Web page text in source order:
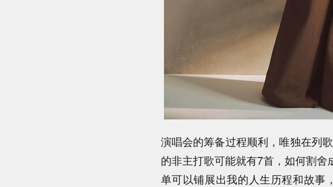
演唱会的筹备过程顺利，唯独在列
的非主打歌可能就有7首，如何割舍
单可以铺展出我的人生历程和故事